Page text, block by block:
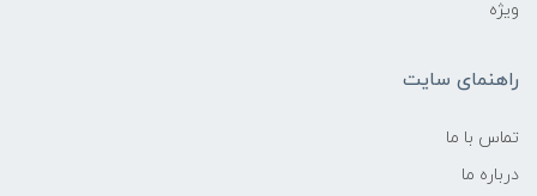
ویژه
راهنمای سایت
تماس با ما
درباره ما